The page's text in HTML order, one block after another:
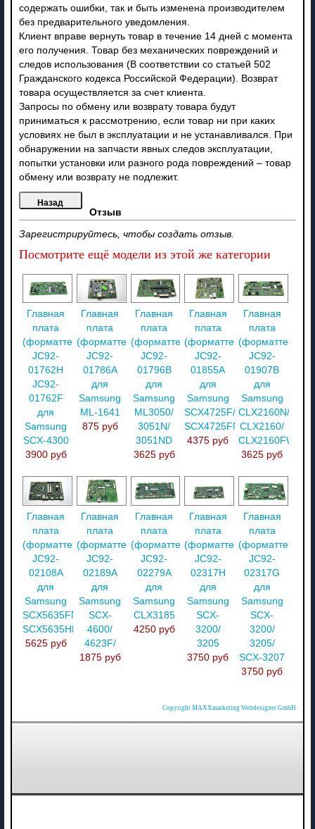
содержать ошибки, так и быть изменена производителем
без предварительного уведомления.
Клиент вправе вернуть товар в течение 14 дней с момента
его получения. Товар без механических повреждений и
следов использования (В соответствии со статьей 502
Гражданского кодекса Российской Федерации). Возврат
товара осуществляется за счет клиента.
Запросы по обмену или возврату товара будут
приниматься к рассмотрению, если товар ни при каких
условиях не был в эксплуатации и не устанавливался. При
обнаружении на запчасти явных следов эксплуатации,
попытки установки или разного рода повреждений – товар
обмену или возврату не подлежит.
Отзыв
Зарегистрируйтесь, чтобы создать отзыв.
Посмотрите ещё модели из этой же категории
Главная
плата
(форматтер)
JC92-
01762H
JC92-
01762F
для
Samsung
SCX-4300
3900 руб
Главная
плата
(форматтер)
JC92-
01786A
для
Samsung
ML-1641
875 руб
Главная
плата
(форматтер)
JC92-
01796B
для
Samsung
ML3050/
3051N/
3051ND
3625 руб
Главная
плата
(форматтер)
JC92-
01855A
для
Samsung
SCX4725F/
SCX4725FN
4375 руб
Главная
плата
(форматтер)
JC92-
01907B
для
Samsung
CLX2160N/
CLX2160/
CLX2160FW
3625 руб
Главная
плата
(форматтер)
JC92-
02108A
для
Samsung
SCX5635FN/
SCX5635HN
5625 руб
Главная
плата
(форматтер)
JC92-
02189A
для
Samsung
SCX-
4600/
4623F/
1875 руб
Главная
плата
(форматтер)
JC92-
02279A
для
Samsung
CLX3185
4250 руб
Главная
плата
(форматтер)
JC92-
02317H
для
Samsung
SCX-
3200/
3205
3750 руб
Главная
плата
(форматтер)
JC92-
02317G
для
Samsung
SCX-
3200/
3205/
SCX-3207
3750 руб
Copyright MAXXmarketing Webdesigner GmbH